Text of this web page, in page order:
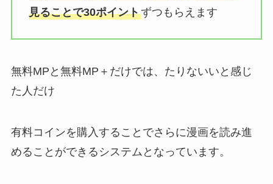
見ることで30ポイントずつもらえます
無料MPと無料MP＋だけでは、たりないいと感じ
た人だけ
有料コインを購入することでさらに漫画を読み進
めることができるシステムとなっています。